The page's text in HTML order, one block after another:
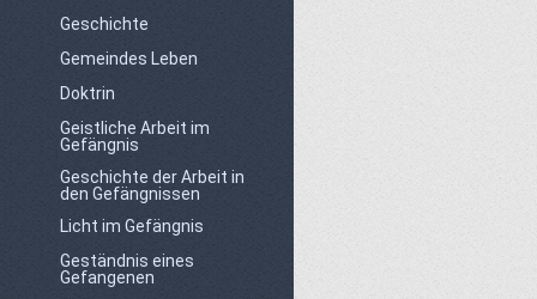
Geschichte
Gemeindes Leben
Doktrin
Geistliche Arbeit im
Gefängnis
Geschichte der Arbeit in
den Gefängnissen
Licht im Gefängnis
Geständnis eines
Gefangenen